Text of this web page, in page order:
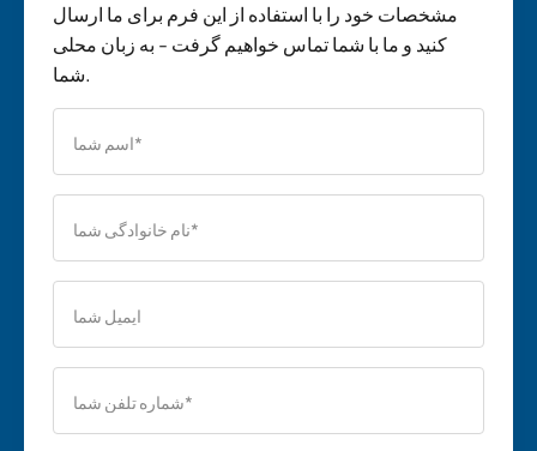
مشخصات خود را با استفاده از این فرم برای ما ارسال
کنید و ما با شما تماس خواهیم گرفت - به زبان محلی
شما.